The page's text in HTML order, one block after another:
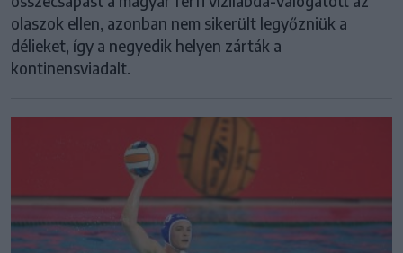
olaszok ellen, azonban nem sikerült legyőzniük a
délieket, így a negyedik helyen zárták a
kontinensviadalt.